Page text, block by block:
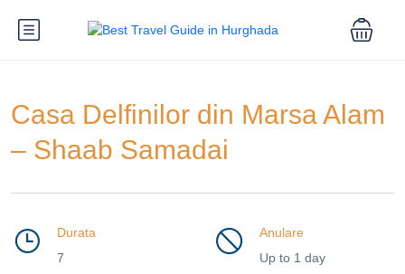
Casa Delfinilor din Marsa Alam
– Shaab Samadai
Durata
7
Anulare
Up to 1 day